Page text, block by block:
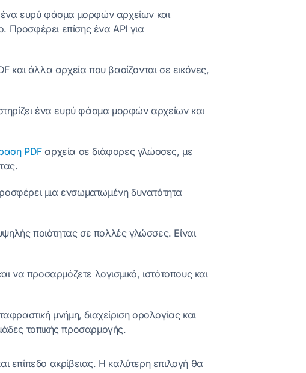
ένα ευρύ φάσμα μορφών αρχείων και
Προσφέρει επίσης ένα API για
και άλλα αρχεία που βασίζονται σε εικόνες,
ένα ευρύ φάσμα μορφών αρχείων και
PDFαρχεία σε διάφορες γλώσσες, με
μια ενσωματωμένη δυνατότητα
ποιότητας σε πολλές γλώσσες. Είναι
να προσαρμόζετε λογισμικό, ιστότοπους και
μνήμη, διαχείριση ορολογίας και
τοπικής προσαρμογής.
επίπεδο ακρίβειας. Η καλύτερη επιλογή θα